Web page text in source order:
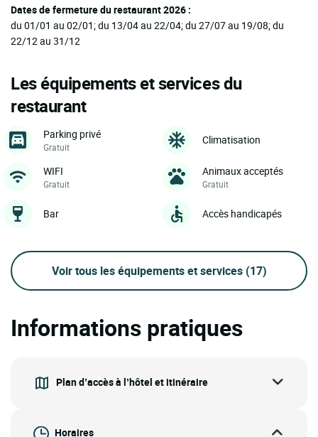
Dates de fermeture du restaurant 2026 :
du 01/01 au 02/01; du 13/04 au 22/04; du 27/07 au 19/08; du
22/12 au 31/12
Les équipements et services du
restaurant
Parking privé
Gratuit
Climatisation
WIFI
Gratuit
Animaux acceptés
Gratuit
Bar Accès handicapés
Voir tous les équipements et services (17)
Informations pratiques
Plan d’accès à l’hôtel et itinéraire
Horaires